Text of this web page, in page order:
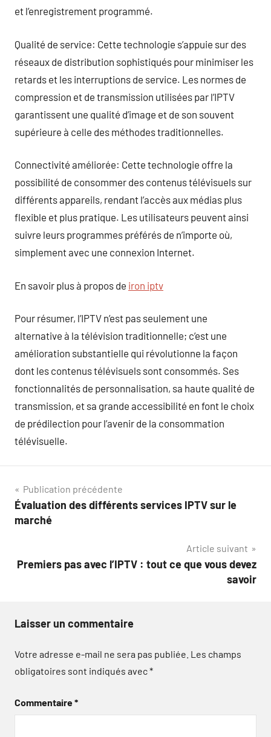
et l’enregistrement programmé.
Qualité de service: Cette technologie s’appuie sur des
réseaux de distribution sophistiqués pour minimiser les
retards et les interruptions de service. Les normes de
compression et de transmission utilisées par l’IPTV
garantissent une qualité d’image et de son souvent
supérieure à celle des méthodes traditionnelles.
Connectivité améliorée: Cette technologie offre la
possibilité de consommer des contenus télévisuels sur
différents appareils, rendant l’accès aux médias plus
flexible et plus pratique. Les utilisateurs peuvent ainsi
suivre leurs programmes préférés de n’importe où,
simplement avec une connexion Internet.
En savoir plus à propos de iron iptv
Pour résumer, l’IPTV n’est pas seulement une
alternative à la télévision traditionnelle; c’est une
amélioration substantielle qui révolutionne la façon
dont les contenus télévisuels sont consommés. Ses
fonctionnalités de personnalisation, sa haute qualité de
transmission, et sa grande accessibilité en font le choix
de prédilection pour l’avenir de la consommation
télévisuelle.
Navigation
de
Publication précédente
Évaluation des différents services IPTV sur le
marché
Article suivant
Premiers pas avec l’IPTV : tout ce que vous devez
savoir
Laisser un commentaire
Votre adresse e-mail ne sera pas publiée. Les champs
obligatoires sont indiqués avec*
Commentaire*